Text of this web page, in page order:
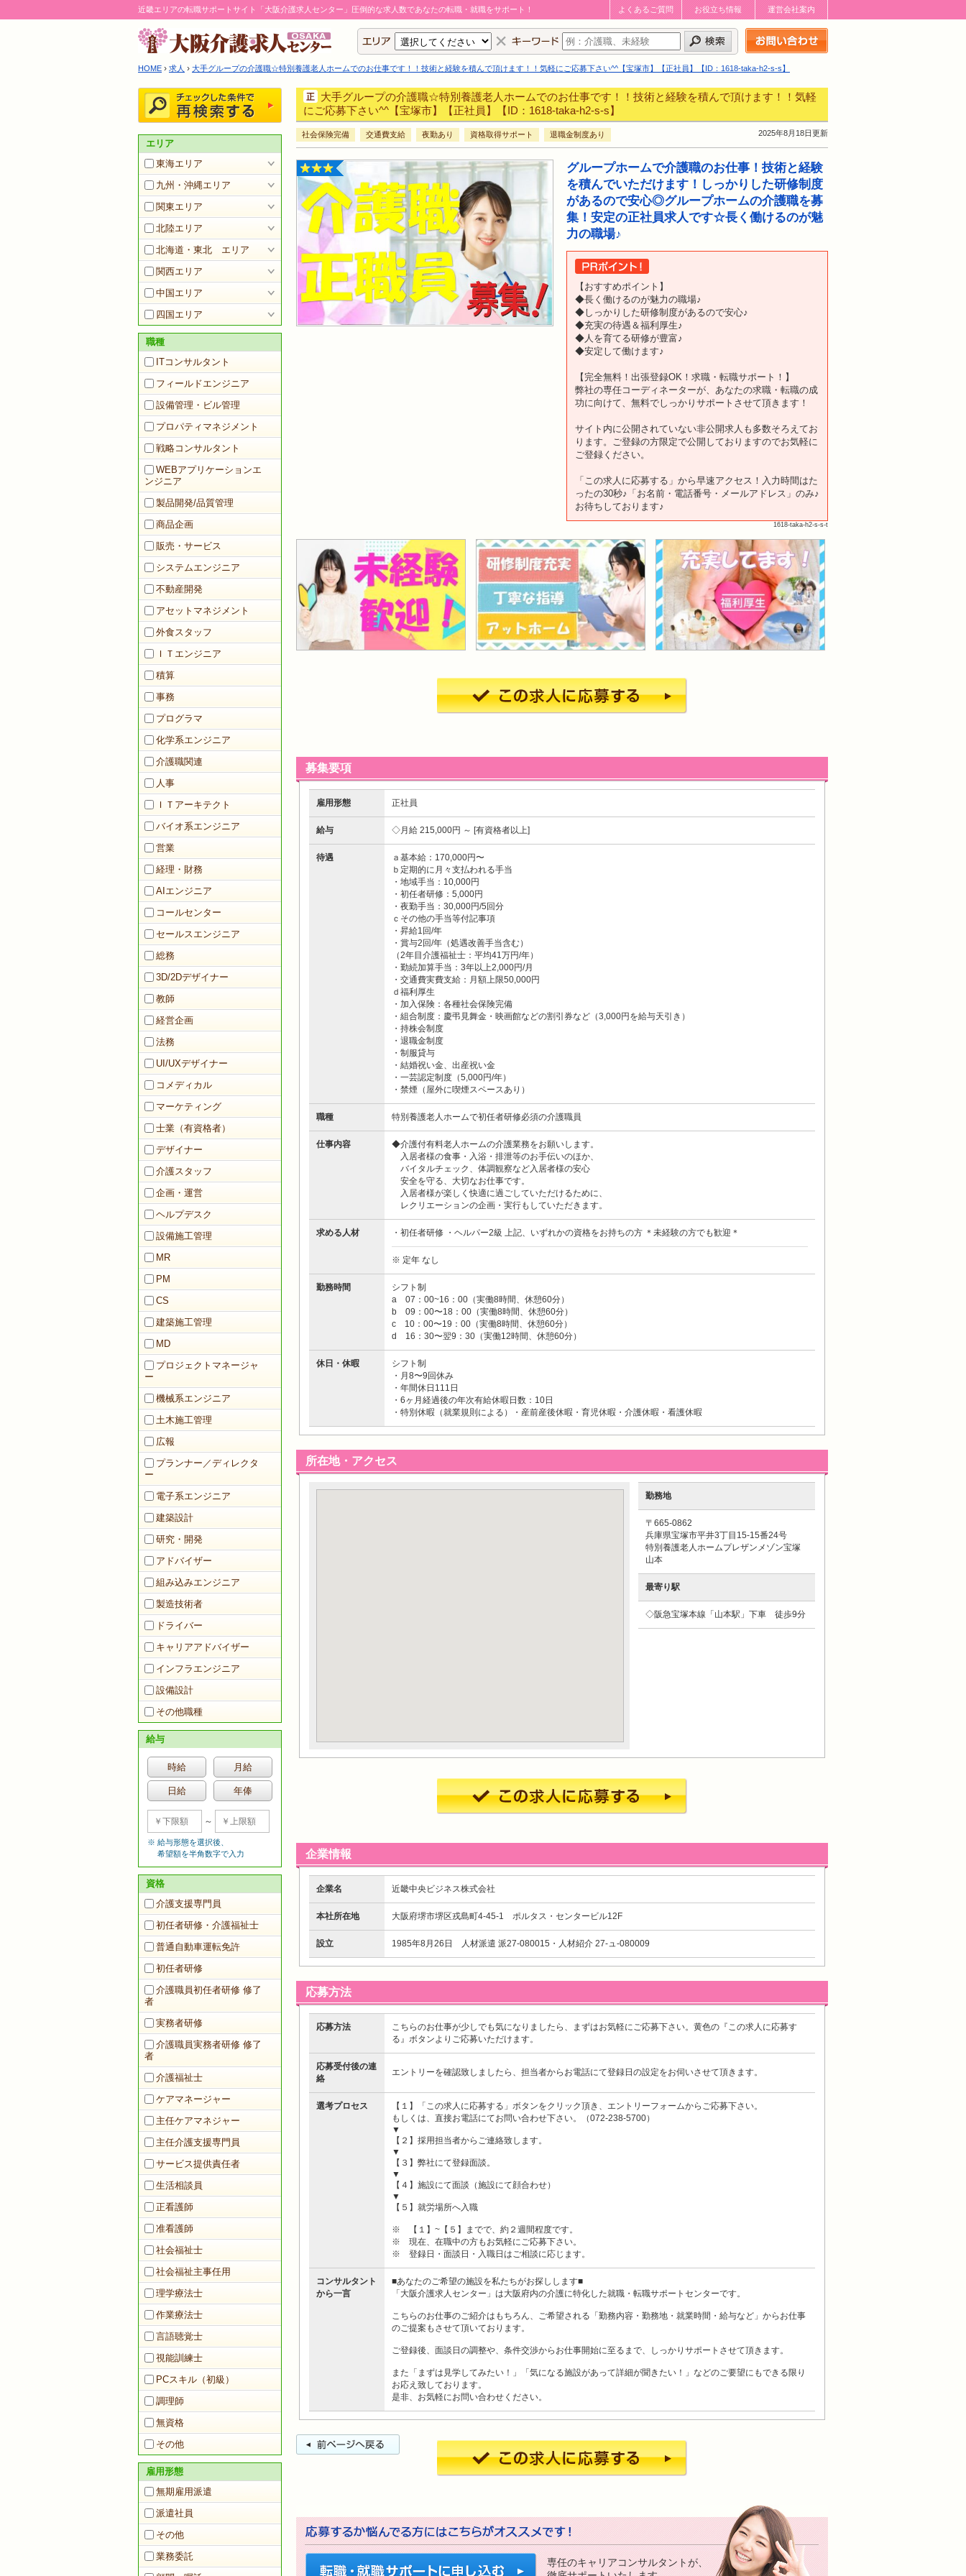
近畿エリアの転職サポートサイト「大阪介護求人センター」圧倒的な求人数であなたの転職・就職をサポート！ 運営会社案内
お役立ち情報
よくあるご質問
HOME › 求人 › 大手グループの介護職☆特別養護老人ホームでのお仕事です！！技術と経験を積んで頂けます！！気軽にご応募下さい^^【宝塚市】【正社員】【ID：1618-taka-h2-s-s】
エリア
東海エリア
九州・沖縄エリア
関東エリア
北陸エリア
北海道・東北 エリア
関西エリア
中国エリア
四国エリア
職種
ITコンサルタント
フィールドエンジニア
設備管理・ビル管理
プロパティマネジメント
戦略コンサルタント
WEBアプリケーションエ
ンジニア
製品開発/品質管理
商品企画
販売・サービス
システムエンジニア
不動産開発
アセットマネジメント
外食スタッフ
ＩＴエンジニア
積算
事務
プログラマ
化学系エンジニア
介護職関連
人事
ＩＴアーキテクト
バイオ系エンジニア
営業
経理・財務
AIエンジニア
コールセンター
セールスエンジニア
総務
3D/2Dデザイナー
教師
経営企画
法務
UI/UXデザイナー
コメディカル
マーケティング
士業（有資格者）
デザイナー
介護スタッフ
企画・運営
ヘルプデスク
設備施工管理
MR
PM
CS
建築施工管理
MD
プロジェクトマネージャ
ー
機械系エンジニア
土木施工管理
広報
プランナー／ディレクタ
ー
電子系エンジニア
建築設計
研究・開発
アドバイザー
組み込みエンジニア
製造技術者
ドライバー
キャリアアドバイザー
インフラエンジニア
設備設計
その他職種
給与
時給 月給
日給 年俸
～
給与形態を選択後、
希望額を半角数字で入力
資格
介護支援専門員
初任者研修・介護福祉士
普通自動車運転免許
初任者研修
介護職員初任者研修 修了
者
実務者研修
介護職員実務者研修 修了
者
介護福祉士
ケアマネージャー
主任ケアマネジャー
主任介護支援専門員
サービス提供責任者
生活相談員
正看護師
准看護師
社会福祉士
社会福祉主事任用
理学療法士
作業療法士
言語聴覚士
視能訓練士
PCスキル（初級）
調理師
無資格
その他
雇用形態
無期雇用派遣
派遣社員
その他
業務委託
大手グループの介護職☆特別養護老人ホームでのお仕事です！！技術と経験を積んで頂けます！！気軽
にご応募下さい^^【宝塚市】【正社員】【ID：1618-taka-h2-s-s】
社会保険完備 交通費支給 夜勤あり 資格取得サポート 退職金制度あり 2025年8月18日更新
グループホームで介護職のお仕事！技術と経験
を積んでいただけます！しっかりした研修制度
があるので安心◎グループホームの介護職を募
集！安定の正社員求人です☆長く働けるのが魅
力の職場♪
【おすすめポイント】
◆長く働けるのが魅力の職場♪
◆しっかりした研修制度があるので安心♪
◆充実の待遇＆福利厚生♪
◆人を育てる研修が豊富♪
◆安定して働けます♪
【完全無料！出張登録OK！求職・転職サポート！】
弊社の専任コーディネーターが、あなたの求職・転職の成
功に向けて、無料でしっかりサポートさせて頂きます！
サイト内に公開されていない非公開求人も多数そろえてお
ります。ご登録の方限定で公開しておりますのでお気軽に
ご登録ください。
「この求人に応募する」から早速アクセス！入力時間はた
ったの30秒♪「お名前・電話番号・メールアドレス」のみ♪
お待ちしております♪
1618-taka-h2-s-s-t
募集要項
雇用形態 正社員
給与 月給 215,000円 ～ 有資格者以上
待遇
ａ基本給：170,000円〜
ｂ定期的に月々支払われる手当
・地域手当：10,000円
・初任者研修：5,000円
・夜勤手当：30,000円/5回分
ｃその他の手当等付記事項
・昇給1回/年
・賞与2回/年（処遇改善手当含む）
（2年目介護福祉士：平均41万円/年）
・勤続加算手当：3年以上2,000円/月
・交通費実費支給：月額上限50,000円
ｄ福利厚生
・加入保険：各種社会保険完備
・組合制度：慶弔見舞金・映画館などの割引券など（3,000円を給与天引き）
・持株会制度
・退職金制度
・制服貸与
・結婚祝い金、出産祝い金
・一芸認定制度（5,000円/年）
・禁煙（屋外に喫煙スペースあり）
職種 特別養護老人ホームで初任者研修必須の介護職員
仕事内容
◆介護付有料老人ホームの介護業務をお願いします。
入居者様の食事・入浴・排泄等のお手伝いのほか、
バイタルチェック、体調観察など入居者様の安心
安全を守る、大切なお仕事です。
入居者様が楽しく快適に過ごしていただけるために、
レクリエーションの企画・実行もしていただきます。
求める人材 ・初任者研修 ・ヘルパー2級 上記、いずれかの資格をお持ちの方 ＊未経験の方でも歓迎＊
※ 定年 なし
勤務時間
シフト制
a 07：00~16：00（実働8時間、休憩60分）
b 09：00〜18：00（実働8時間、休憩60分）
c 10：00〜19：00（実働8時間、休憩60分）
d 16：30〜翌9：30（実働12時間、休憩60分）
休日・休暇
シフト制
・月8〜9回休み
・年間休日111日
・6ヶ月経過後の年次有給休暇日数：10日
・特別休暇（就業規則による）・産前産後休暇・育児休暇・介護休暇・看護休暇
所在地・アクセス
勤務地
〒665-0862
兵庫県宝塚市平井3丁目15-15番24号
特別養護老人ホームプレザンメゾン宝塚
山本
最寄り駅
◇阪急宝塚本線「山本駅」下車 徒歩9分
企業情報
企業名 近畿中央ビジネス株式会社
本社所在地 大阪府堺市堺区戎島町4-45-1 ポルタス・センタービル12F
設立 1985年8月26日 人材派遣 派27-080015・人材紹介 27-ュ-080009
応募方法
応募方法
こちらのお仕事が少しでも気になりましたら、まずはお気軽にご応募下さい。黄色の『この求人に応募す
る』ボタンよりご応募いただけます。
応募受付後の連
絡
エントリーを確認致しましたら、担当者からお電話にて登録日の設定をお伺いさせて頂きます。
選考プロセス
【１】「この求人に応募する」ボタンをクリック頂き、エントリーフォームからご応募下さい。
もしくは、直接お電話にてお問い合わせ下さい。（072-238-5700）
▼
【２】採用担当者からご連絡致します。
▼
【３】弊社にて登録面談。
▼
【４】施設にて面談（施設にて顔合わせ）
▼
【５】就労場所へ入職
※ 【１】~【５】までで、約２週間程度です。
※ 現在、在職中の方もお気軽にご応募下さい。
※ 登録日・面談日・入職日はご相談に応じます。
コンサルタント
から一言
■あなたのご希望の施設を私たちがお探しします■
「大阪介護求人センター」は大阪府内の介護に特化した就職・転職サポートセンターです。
こちらのお仕事のご紹介はもちろん、ご希望される「勤務内容・勤務地・就業時間・給与など」からお仕事
のご提案もさせて頂いております。
ご登録後、面談日の調整や、条件交渉からお仕事開始に至るまで、しっかりサポートさせて頂きます。
また「まずは見学してみたい！」「気になる施設があって詳細が聞きたい！」などのご要望にもできる限り
お応え致しております。
是非、お気軽にお問い合わせください。
専任のキャリアコンサルタントが、